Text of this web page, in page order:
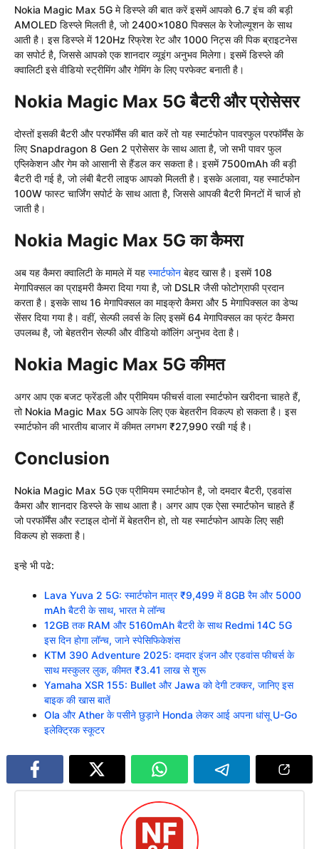
Nokia Magic Max 5G मे डिस्प्ले की बात करें इसमें आपको 6.7 इंच की बड़ी
AMOLED डिस्प्ले मिलती है, जो 2400×1080 पिक्सल के रेजोल्यूशन के साथ
आती है। इस डिस्प्ले में 120Hz रिफ्रेश रेट और 1000 निट्स की पिक ब्राइटनेस
का सपोर्ट है, जिससे आपको एक शानदार व्यूइंग अनुभव मिलेगा। इसमें डिस्प्ले की
क्वालिटी इसे वीडियो स्ट्रीमिंग और गेमिंग के लिए परफेक्ट बनाती है।
Nokia Magic Max 5G बैटरी और प्रोसेसर
दोस्तों इसकी बैटरी और परफॉर्मेंस की बात करें तो यह स्मार्टफोन पावरफुल परफॉर्मेंस के
लिए Snapdragon 8 Gen 2 प्रोसेसर के साथ आता है, जो सभी पावर फुल
एप्लिकेशन और गेम को आसानी से हैंडल कर सकता है। इसमें 7500mAh की बड़ी
बैटरी दी गई है, जो लंबी बैटरी लाइफ आपको मिलती है। इसके अलावा, यह स्मार्टफोन
100W फास्ट चार्जिंग सपोर्ट के साथ आता है, जिससे आपकी बैटरी मिनटों में चार्ज हो
जाती है।
Nokia Magic Max 5G का कैमरा
अब यह कैमरा क्वालिटी के मामले में यह स्मार्टफोन बेहद खास है। इसमें 108
मेगापिक्सल का प्राइमरी कैमरा दिया गया है, जो DSLR जैसी फोटोग्राफी प्रदान
करता है। इसके साथ 16 मेगापिक्सल का माइक्रो कैमरा और 5 मेगापिक्सल का डेप्थ
सेंसर दिया गया है। वहीं, सेल्फी लवर्स के लिए इसमें 64 मेगापिक्सल का फ्रंट कैमरा
उपलब्ध है, जो बेहतरीन सेल्फी और वीडियो कॉलिंग अनुभव देता है।
Nokia Magic Max 5G कीमत
अगर आप एक बजट फ्रेंडली और प्रीमियम फीचर्स वाला स्मार्टफोन खरीदना चाहते हैं,
तो Nokia Magic Max 5G आपके लिए एक बेहतरीन विकल्प हो सकता है। इस
स्मार्टफोन की भारतीय बाजार में कीमत लगभग ₹27,990 रखी गई है।
Conclusion
Nokia Magic Max 5G एक प्रीमियम स्मार्टफोन है, जो दमदार बैटरी, एडवांस
कैमरा और शानदार डिस्प्ले के साथ आता है। अगर आप एक ऐसा स्मार्टफोन चाहते हैं
जो परफॉर्मेंस और स्टाइल दोनों में बेहतरीन हो, तो यह स्मार्टफोन आपके लिए सही
विकल्प हो सकता है।
इन्हे भी पढे:
Lava Yuva 2 5G: स्मार्टफोन मात्र ₹9,499 में 8GB रैम और 5000
mAh बैटरी के साथ, भारत मे लॉन्च
12GB तक RAM और 5160mAh बैटरी के साथ Redmi 14C 5G
इस दिन होगा लॉन्च, जाने स्पेसिफिकेशंस
KTM 390 Adventure 2025: दमदार इंजन और एडवांस फीचर्स के
साथ मस्कुलर लुक, कीमत ₹3.41 लाख से शुरू
Yamaha XSR 155: Bullet और Jawa को देगी टक्कर, जानिए इस
बाइक की खास बातें
Ola और Ather के पसीने छुड़ाने Honda लेकर आई अपना धांसू U-Go
इलेक्ट्रिक स्कूटर